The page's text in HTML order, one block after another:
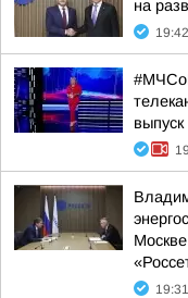
на
19:42
19:31